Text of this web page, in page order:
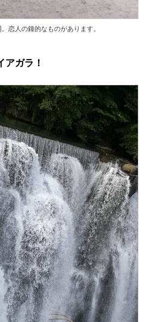
恋人の鐘的なものがあります。
アガラ！